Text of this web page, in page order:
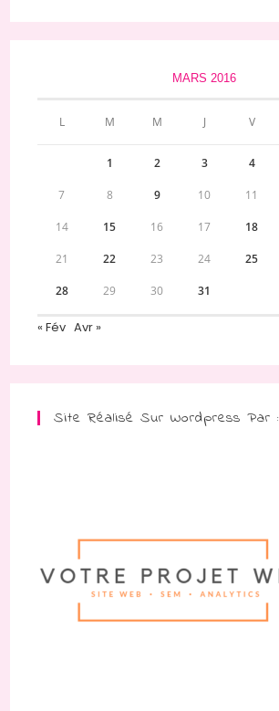
MARS 2016
L M M J V
1 2 3 4
7 8 9 10 11
14 15 16 17 18
21 22 23 24 25
28 29 30 31
« Fév Avr »
Site Réalisé Sur Wordpress Par :